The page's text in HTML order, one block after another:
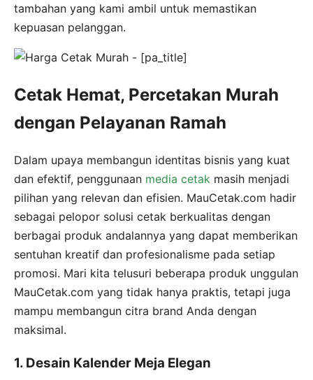
tambahan yang kami ambil untuk memastikan
kepuasan pelanggan.
Cetak Hemat, Percetakan Murah
dengan Pelayanan Ramah
Dalam upaya membangun identitas bisnis yang kuat
dan efektif, penggunaan media cetak masih menjadi
pilihan yang relevan dan efisien. MauCetak.com hadir
sebagai pelopor solusi cetak berkualitas dengan
berbagai produk andalannya yang dapat memberikan
sentuhan kreatif dan profesionalisme pada setiap
promosi. Mari kita telusuri beberapa produk unggulan
MauCetak.com yang tidak hanya praktis, tetapi juga
mampu membangun citra brand Anda dengan
maksimal.
1. Desain Kalender Meja Elegan